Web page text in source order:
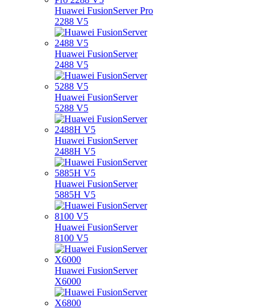
Huawei FusionServer Pro
2288 V5
Huawei FusionServer
2488 V5
Huawei FusionServer
5288 V5
Huawei FusionServer
2488H V5
Huawei FusionServer
5885H V5
Huawei FusionServer
8100 V5
Huawei FusionServer
X6000